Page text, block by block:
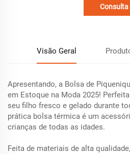
Consulta
Visão Geral
Apresentando, a Bolsa de
em Estoque na Moda 2025!
seu filho fresco e gelado durante
prática bolsa térmica é um
crianças de todas as idades.
Feita de materiais de alta